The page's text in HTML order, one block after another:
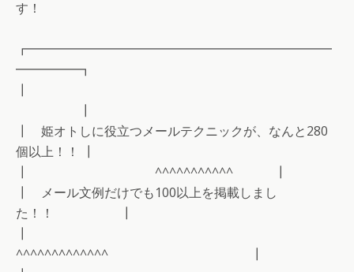
す！
┏━━━━━━━━━━━━━━━━━━━━━━━━
━━━━━┓
┃
┃
┃ 姫オトしに役立つメールテクニックが、なんと280
個以上！！ ┃
┃ ^^^^^^^^^^^ ┃
┃ メール文例だけでも100以上を掲載しまし
た！！ ┃
┃
^^^^^^^^^^^^^ ┃